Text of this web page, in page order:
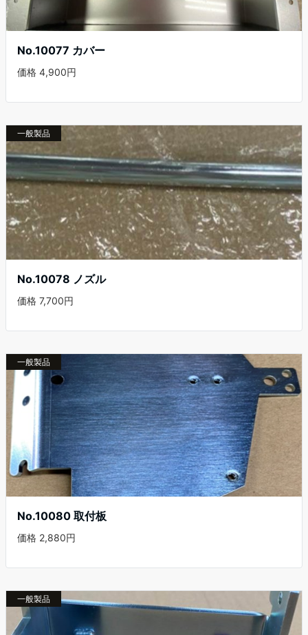
No.10077 カバー
価格 4,900円
一般製品
No.10078 ノズル
価格 7,700円
一般製品
No.10080 取付板
価格 2,880円
一般製品